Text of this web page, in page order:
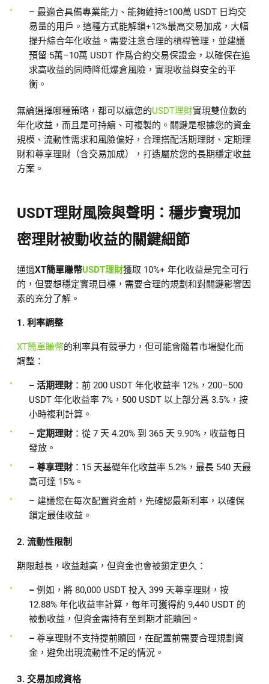
– 最適合具備專業能力、能夠維持≥100萬 USDT 日均交
易量的用戶。這種方式能解鎖+12%最高交易加成，大幅
提升綜合年化收益。需要注意合理的槓桿管理，並建議
預留 5萬–10萬 USDT 作爲合約交易保證金，以確保在追
求高收益的同時降低爆倉風險，實現收益與安全的平
衡。
無論選擇哪種策略，都可以讓您的USDT理財實現雙位數的
年化收益，而且是可持續、可複製的。關鍵是根據您的資金
規模、流動性需求和風險偏好，合理搭配活期理財、定期理
財和尊享理財（含交易加成），打造屬於您的長期穩定收益
方案。
USDT理財風險與聲明：穩步實現加
密理財被動收益的關鍵細節
通過XT簡單賺幣USDT理財獲取 10%+ 年化收益是完全可行
的，但要想穩定實現目標，需要合理的規劃和對關鍵影響因
素的充分了解。
1. 利率調整
XT簡單賺幣的利率具有競爭力，但可能會隨着市場變化而
調整：
– 活期理財 ：前 200 USDT 年化收益率 12%，200–500
USDT 年化收益率 7%，500 USDT 以上部分爲 3.5%，按
小時複利計算。
– 定期理財 ：從 7 天 4.20% 到 365 天 9.90%，收益每日
發放。
– 尊享理財 ：15 天基礎年化收益率 5.2%，最長 540 天最
高可達 15%。
– 建議您在每次配置資金前，先確認最新利率，以確保
鎖定最佳收益。
2. 流動性限制
期限越長，收益越高，但資金也會被鎖定更久：
– 例如，將 80,000 USDT 投入 399 天尊享理財，按
12.88% 年化收益率計算，每年可獲得約 9,440 USDT 的
被動收益，但資金需持有至到期才能贖回。
– 尊享理財不支持提前贖回，在配置前需要合理規劃資
金，避免出現流動性不足的情況。
3. 交易加成資格